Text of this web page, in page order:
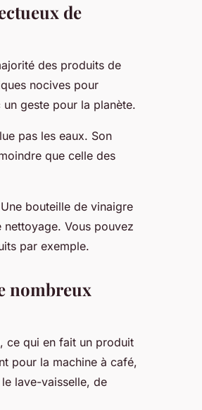
de
des produits de
nocives pour
geste pour la planète.
pas les eaux. Son
que celle des
bouteille de vinaigre
Vous pouvez
par exemple.
nombreux
ce qui en fait un produit
pour la machine à café,
lave-vaisselle, de